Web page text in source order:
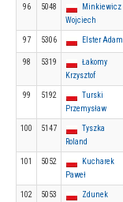
96 5048
Minkiewicz
Wojciech
97 5306 Elster Adam
98 5319
Łakomy
Krzysztof
99 5192
Turski
Przemysław
100 5147
Tyszka
Roland
101 5052
Kucharek
Paweł
102 5053
Zdunek